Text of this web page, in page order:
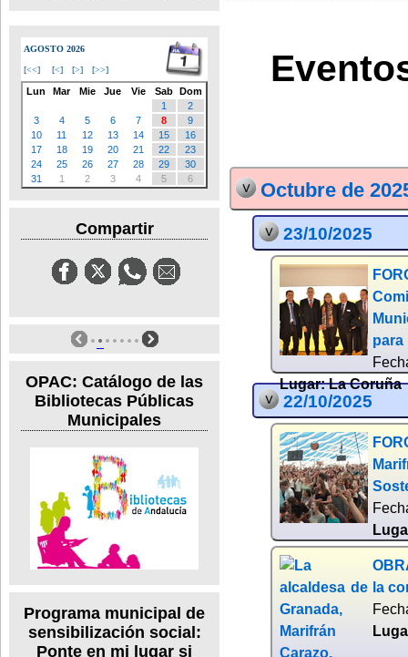
AGOSTO 2026
[<<] [<] [>] [>>]
Lun Mar Mie Jue Vie Sab
Dom
1
2
3
4 5 6 7 8
9
10
11 12 13 14 15
16
17
18 19 20 21 22
23
24
25 26 27 28 29
30
31
1 2 3 4 5 6
Compartir
OPAC: Catálogo de las
Bibliotecas Públicas
Municipales
Programa municipal de
sensibilización social:
Ponte en mi lugar si
Octubre de
23/10/2025
para
Lugar:La Coruña
22/10/2025
la